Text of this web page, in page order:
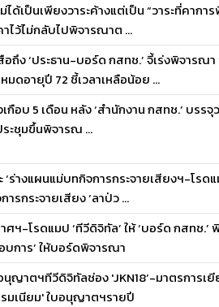
ด้เป็นเพียงวาระค้างแต่เป็น “วาระที่คากา
ไว้ไม่กลับไปพิจารณาต ...
ถึง ‘ประธาน-บอร์ด กสทช.’ จี้เร่งพิจารณ
ดอายุปี 72 ชี้เวลาเหลือน้อย ...
กือบ 5 เดือน หลัง ‘สำนักงาน กสทช.’ บรร
ระชุมขึ้นพิจารณ ...
ร่างแผนแม่บทกิจการกระจายเสียงฯ-โรด
รกระจายเสียง ‘ลาป่ว ...
ศฯ-โรดแมป ‘ทีวีดิจิทัล’ ให้ ‘บอร์ด กสทช.’
บการ’ ให้บอร์ดพิจารณา
นุญาตฯทีวีดิจิทัลช่อง 'JKN18’-มาตรการเ
มเนียม' ใบอนุญาตฯรายปี